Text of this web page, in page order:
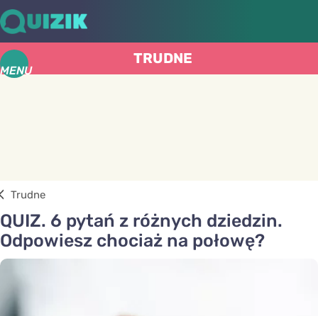
MENU
TRUDNE
Trudne
QUIZ. 6 pytań z różnych dziedzin.
Odpowiesz chociaż na połowę?